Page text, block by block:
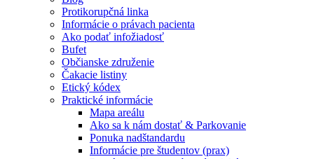
Protikorupčná linka
Informácie o právach pacienta
Ako podať infožiadosť
Bufet
Občianske združenie
Čakacie listiny
Etický kódex
Praktické informácie
Mapa areálu
Ako sa k nám dostať & Parkovanie
Ponuka nadštandardu
Informácie pre študentov (prax)